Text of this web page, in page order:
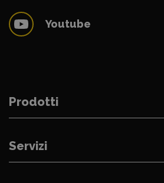
Youtube
Prodotti
Servizi